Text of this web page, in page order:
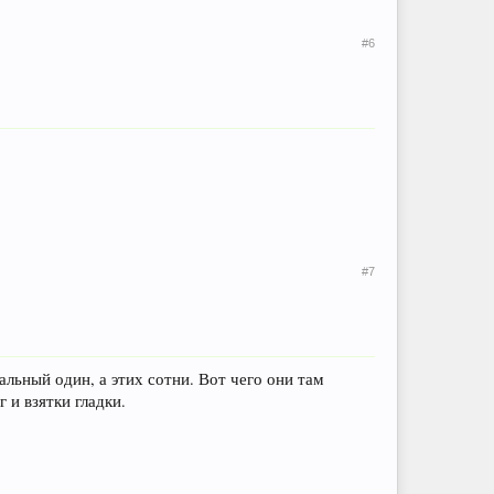
#6
#7
один, а этих сотни. Вот чего они там
взятки гладки.